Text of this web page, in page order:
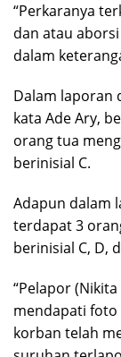
“Perkaranya
dan atau
dalam
Dalam laporan
kata Ade Ary,
orang tua
berinisial C.
Adapun dalam
terdapat 3
berinisial C, D,
“Pelapor
mendapati foto
korban telah